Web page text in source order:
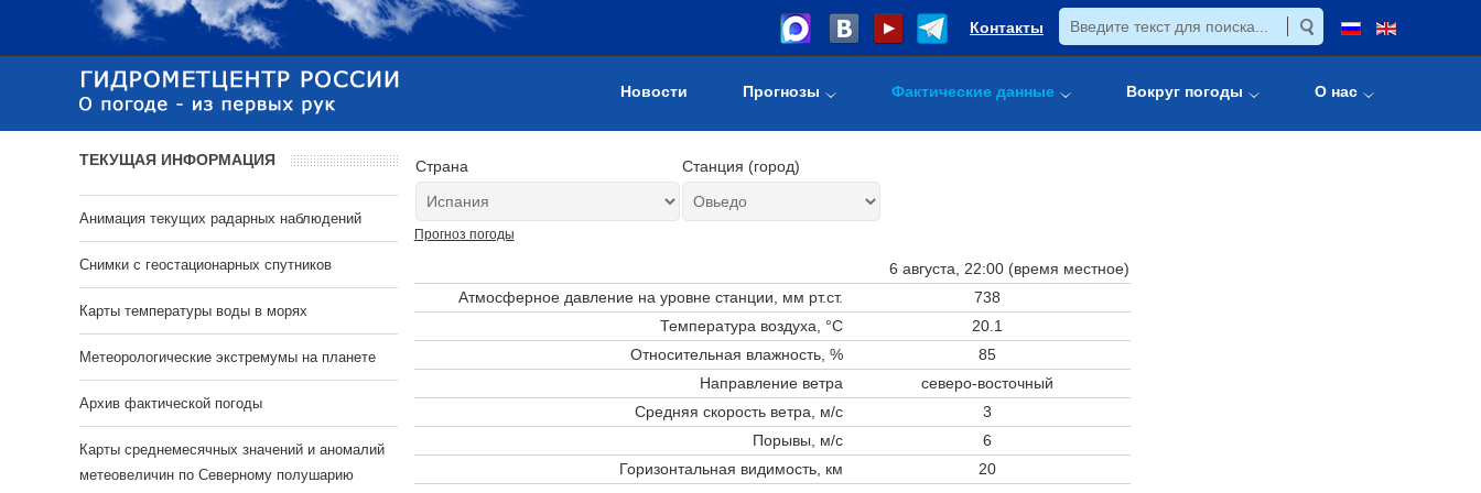
Контакты
Новости Прогнозы Фактические данные Вокруг погоды О нас
Страна Станция (город)
Прогноз погоды
6 августа, 22:00 (время местное)
Атмосферное давление на уровне станции, мм рт.ст.
738
Температура воздуха, °C
20.1
Относительная влажность, %
85
Направление ветра
северо-восточный
Средняя скорость ветра, м/с
3
Порывы, м/с
6
Горизонтальная видимость, км
20
ТЕКУЩАЯ ИНФОРМАЦИЯ
Анимация текущих радарных наблюдений
Cнимки с геостационарных спутников
Карты температуры воды в морях
Метеорологические экстремумы на планете
Архив фактической погоды
Карты среднемесячных значений и аномалий
метеовеличин по Северному полушарию